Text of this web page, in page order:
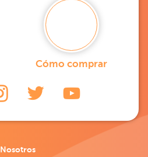
Cómo comprar
Nosotros